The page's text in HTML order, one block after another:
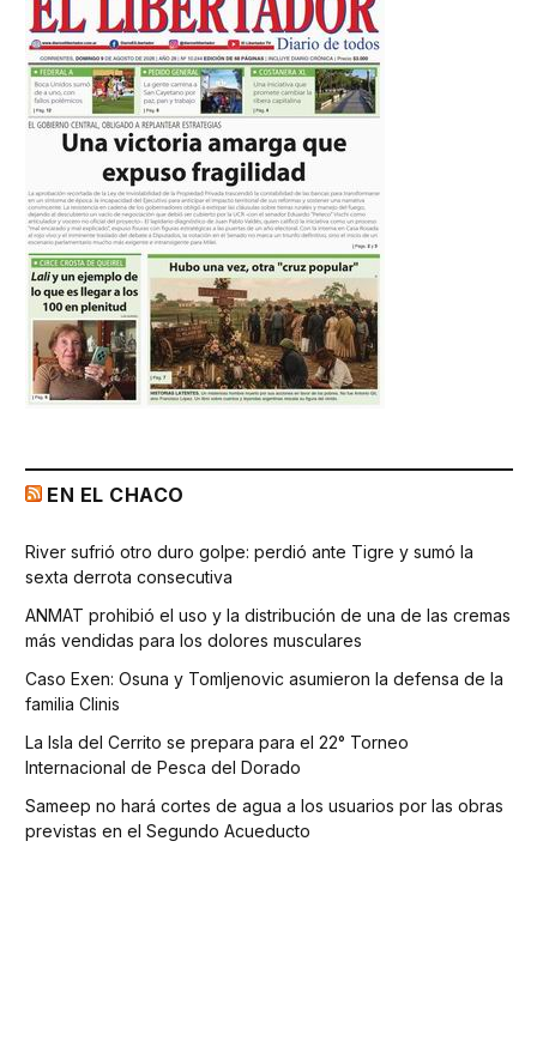
EN EL CHACO
River sufrió otro duro golpe: perdió ante Tigre y sumó la
sexta derrota consecutiva
ANMAT prohibió el uso y la distribución de una de las cremas
más vendidas para los dolores musculares
Caso Exen: Osuna y Tomljenovic asumieron la defensa de la
familia Clinis
La Isla del Cerrito se prepara para el 22° Torneo
Internacional de Pesca del Dorado
Sameep no hará cortes de agua a los usuarios por las obras
previstas en el Segundo Acueducto